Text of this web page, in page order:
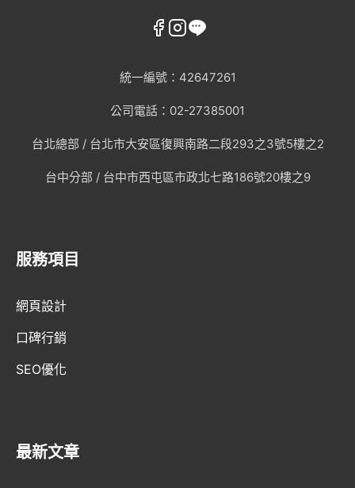
統一編號：42647261
公司電話：02-27385001
台北總部 / 台北市大安區復興南路二段293之3號5樓之2
台中分部 / 台中市西屯區市政北七路186號20樓之9
服務項目
網頁設計
口碑行銷
SEO優化
最新文章